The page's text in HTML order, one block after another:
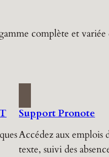
complète et variée
Support Pronote
Accédez aux emplois
texte, suivi des